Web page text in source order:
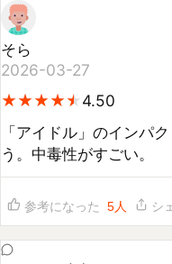
そら
2026-03-27
★
★ ★
★
う。中毒性がすごい。
参考になった 5 人 シェア
コメント (0
まだコメントがありません